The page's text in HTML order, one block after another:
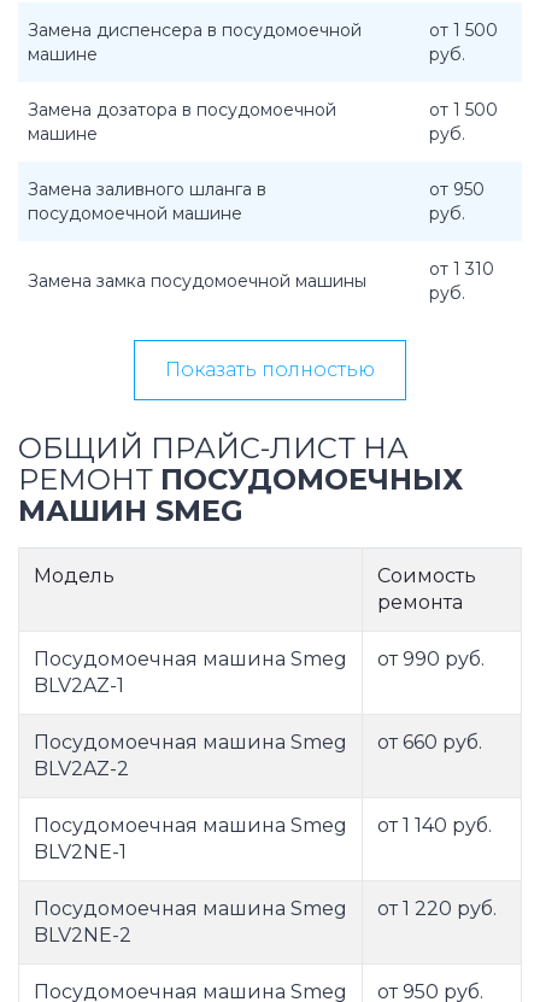
Замена диспенсера в посудомоечной
машине
от 1 500
руб.
Замена дозатора в посудомоечной
машине
от 1 500
руб.
Замена заливного шланга в
посудомоечной машине
от 950
руб.
Замена замка посудомоечной машины
от 1 310
руб.
Показать полностью
ОБЩИЙ ПРАЙС-ЛИСТ НА
РЕМОНТ ПОСУДОМОЕЧНЫХ
МАШИН SMEG
Модель
Соимость
ремонта
Посудомоечная машина Smeg
BLV2AZ-1
от 990 руб.
Посудомоечная машина Smeg
BLV2AZ-2
от 660 руб.
Посудомоечная машина Smeg
BLV2NE-1
от 1 140 руб.
Посудомоечная машина Smeg
BLV2NE-2
от 1 220 руб.
Посудомоечная машина Smeg от 950 руб.